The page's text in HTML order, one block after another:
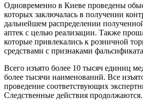
Одновременно в Киеве проведены
которых заключалась в получении
дальнейшем распределении
аптек с целью реализации. Также
которые привлекались к розничной
средствами с признаками
Всего изъято более 10 тысяч единиц
более тысячи наименований. Все
проведение соответствующих
Следственные действия продолжаются.